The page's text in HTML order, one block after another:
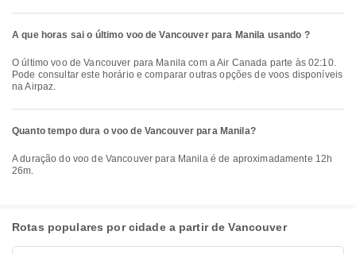
A que horas sai o último voo de Vancouver para Manila usando ?
O último voo de Vancouver para Manila com a Air Canada parte às 02:10.
Pode consultar este horário e comparar outras opções de voos disponíveis
na Airpaz.
Quanto tempo dura o voo de Vancouver para Manila?
A duração do voo de Vancouver para Manila é de aproximadamente 12h
26m.
Rotas populares por cidade a partir de Vancouver